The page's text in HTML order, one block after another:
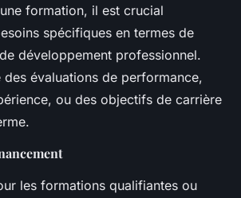
formation, il est crucial
spécifiques en termes de
développement professionnel.
des évaluations de performance,
ou des objectifs de carrière
les formations qualifiantes ou